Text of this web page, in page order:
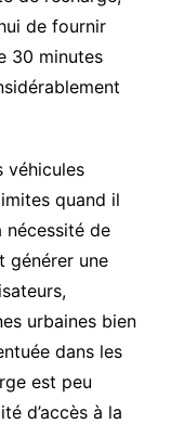
de fournir
30 minutes
véhicules
quand il
nécessité de
générer une
urbaines bien
dans les
est peu
d’accès à la